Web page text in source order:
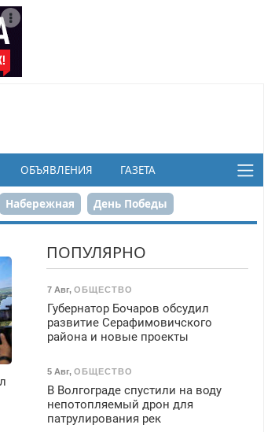
ОБЪЯВЛЕНИЯ ГАЗЕТА
Набережная День Победы
ПОПУЛЯРНО
7 Авг, ОБЩЕСТВО
Губернатор Бочаров обсудил
развитие Серафимовичского
района и новые проекты
5 Авг, ОБЩЕСТВО
В Волгограде спустили на воду
непотопляемый дрон для
патрулирования рек